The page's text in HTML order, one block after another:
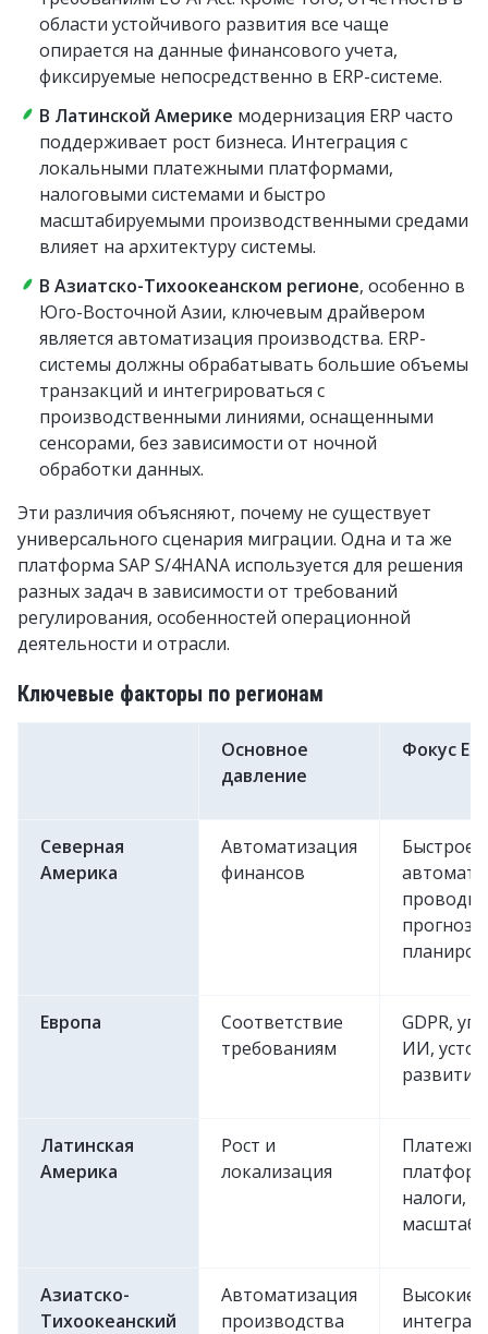
области устойчивого развития все чаще
опирается на данные финансового учета,
фиксируемые непосредственно в ERP-системе.
В Латинской Америке модернизация ERP часто
поддерживает рост бизнеса. Интеграция с
локальными платежными платформами,
налоговыми системами и быстро
масштабируемыми производственными средами
влияет на архитектуру системы.
В Азиатско-Тихоокеанском регионе, особенно в
Юго-Восточной Азии, ключевым драйвером
является автоматизация производства. ERP-
системы должны обрабатывать большие объемы
транзакций и интегрироваться с
производственными линиями, оснащенными
сенсорами, без зависимости от ночной
обработки данных.
Эти различия объясняют, почему не существует
универсального сценария миграции. Одна и та же
платформа SAP S/4HANA используется для решения
разных задач в зависимости от требований
регулирования, особенностей операционной
деятельности и отрасли.
Ключевые факторы по регионам
Основное
давление
Фокус
Северная
Америка
Автоматизация
финансов
Быстрое
Европа
Соответствие
требованиям
GDPR,
ИИ,
развитие
Латинская
Америка
Рост и
локализация
налоги,
Азиатско-
Тихоокеанский
Автоматизация
производства
Высокие